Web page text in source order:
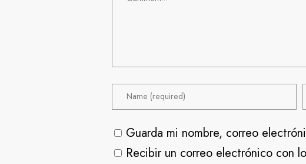
Guarda mi nombre, correo
Recibir un correo electrónico con